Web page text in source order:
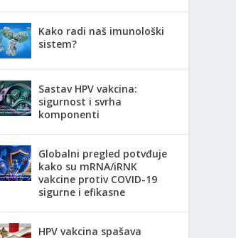
Kako radi naš imunološki
sistem?
Sastav HPV vakcina:
sigurnost i svrha
komponenti
Globalni pregled potvđuje
kako su mRNA/iRNK
vakcine protiv COVID-19
sigurne i efikasne
HPV vakcina spašava